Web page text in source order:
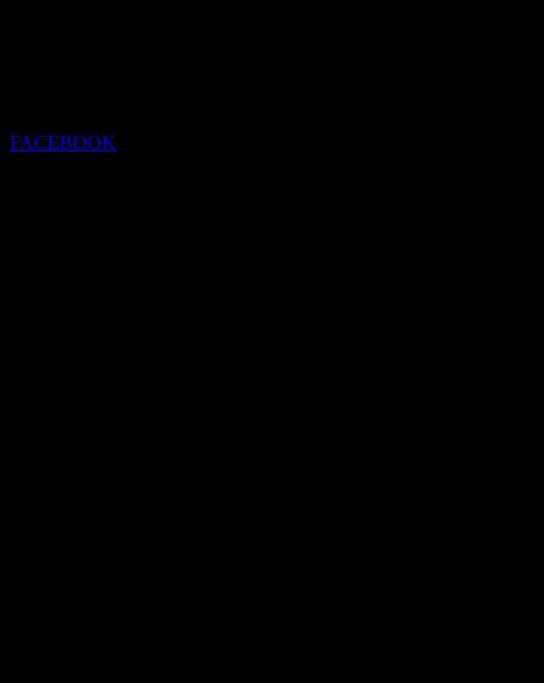
FACEBOOK